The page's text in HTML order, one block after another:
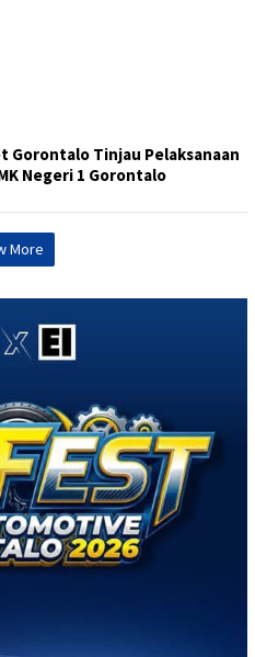
Gorontalo Tinjau Pelaksanaan
Negeri 1 Gorontalo
More